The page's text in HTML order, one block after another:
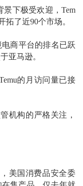
下极受欢迎， Tem
了近90个市场。
电商平台的排名已跃
亚马逊。
的月访问量已接
机构的严格关注，
美国消费品安全委